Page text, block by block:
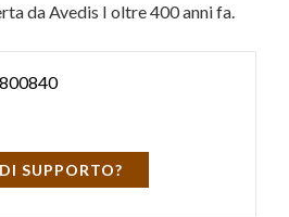
da Avedis I oltre 400 anni fa.
SUPPORTO?